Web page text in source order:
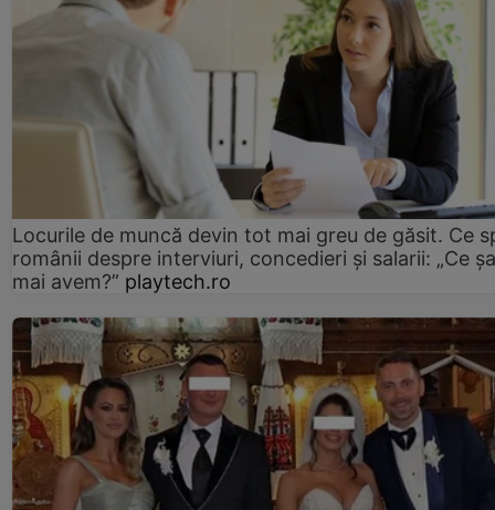
Locurile de muncă devin tot mai greu de găsit. Ce
românii despre interviuri, concedieri și salarii: „Ce
mai avem?” playtech.ro